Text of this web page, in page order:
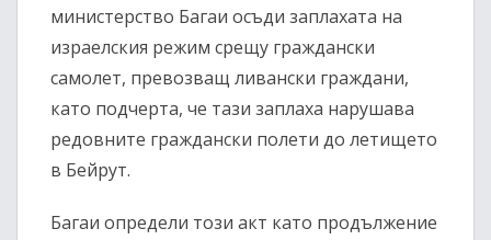
министерство Багаи осъди заплахата на
израелския режим срещу граждански
самолет, превозващ ливански граждани,
като подчерта, че тази заплаха нарушава
редовните граждански полети до летището
в Бейрут.
Багаи определи този акт като продължение